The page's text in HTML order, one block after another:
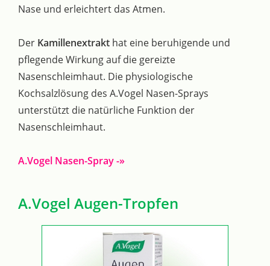
Nase und erleichtert das Atmen.
Der Kamillenextrakt hat eine beruhigende und
pflegende Wirkung auf die gereizte
Nasenschleimhaut. Die physiologische
Kochsalzlösung des A.Vogel Nasen-Sprays
unterstützt die natürliche Funktion der
Nasenschleimhaut.
A.Vogel Nasen-Spray -»
A.Vogel Augen-Tropfen